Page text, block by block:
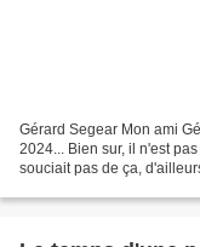
Gérard Segear Mon ami
2024... Bien sur, il n'est
souciait pas de ça,